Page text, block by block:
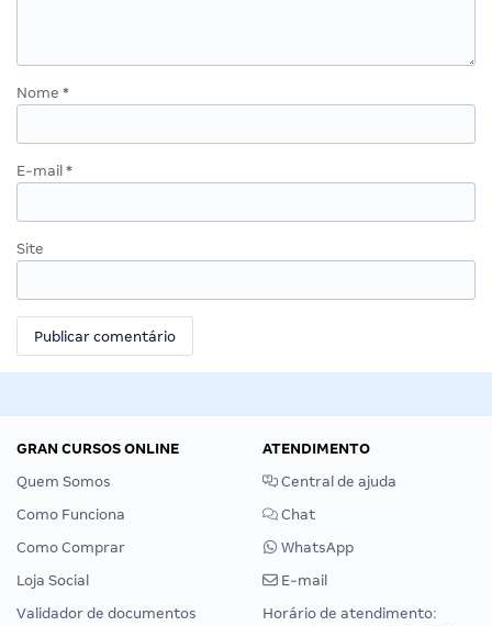
Nome *
E-mail *
Site
GRAN CURSOS ONLINE
Quem Somos
Como Funciona
Como Comprar
Loja Social
Validador de documentos
ATENDIMENTO
Central de ajuda
Chat
WhatsApp
E-mail
Horário de atendimento: